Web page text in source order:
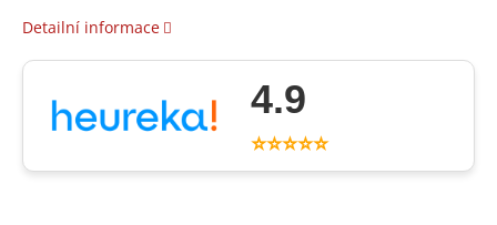
Detailní informace
4.9
⭐⭐⭐⭐⭐